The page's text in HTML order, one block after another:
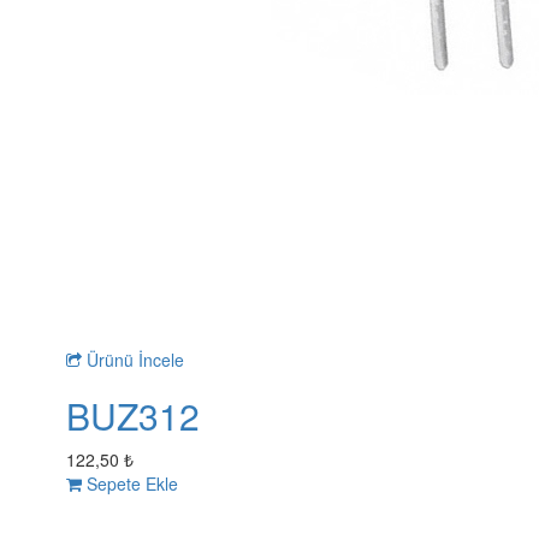
Ürünü İncele
BUZ312
122,50 ₺
Sepete Ekle